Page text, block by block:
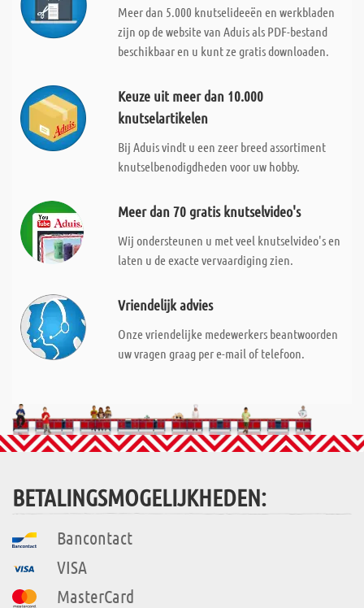
Meer dan 5.000 knutselideeën en werkbladen
zijn op de website van Aduis als PDF-bestand
beschikbaar en u kunt ze gratis downloaden.
Keuze uit meer dan 10.000
knutselartikelen
Bij Aduis vindt u een zeer breed assortiment
knutselbenodigdheden voor uw hobby.
Meer dan 70 gratis knutselvideo's
Wij ondersteunen u met veel knutselvideo's en
laten u de exacte vervaardiging zien.
Vriendelijk advies
Onze vriendelijke medewerkers beantwoorden
uw vragen graag per e-mail of telefoon.
BETALINGSMOGELIJKHEDEN:
Bancontact
VISA
MasterCard